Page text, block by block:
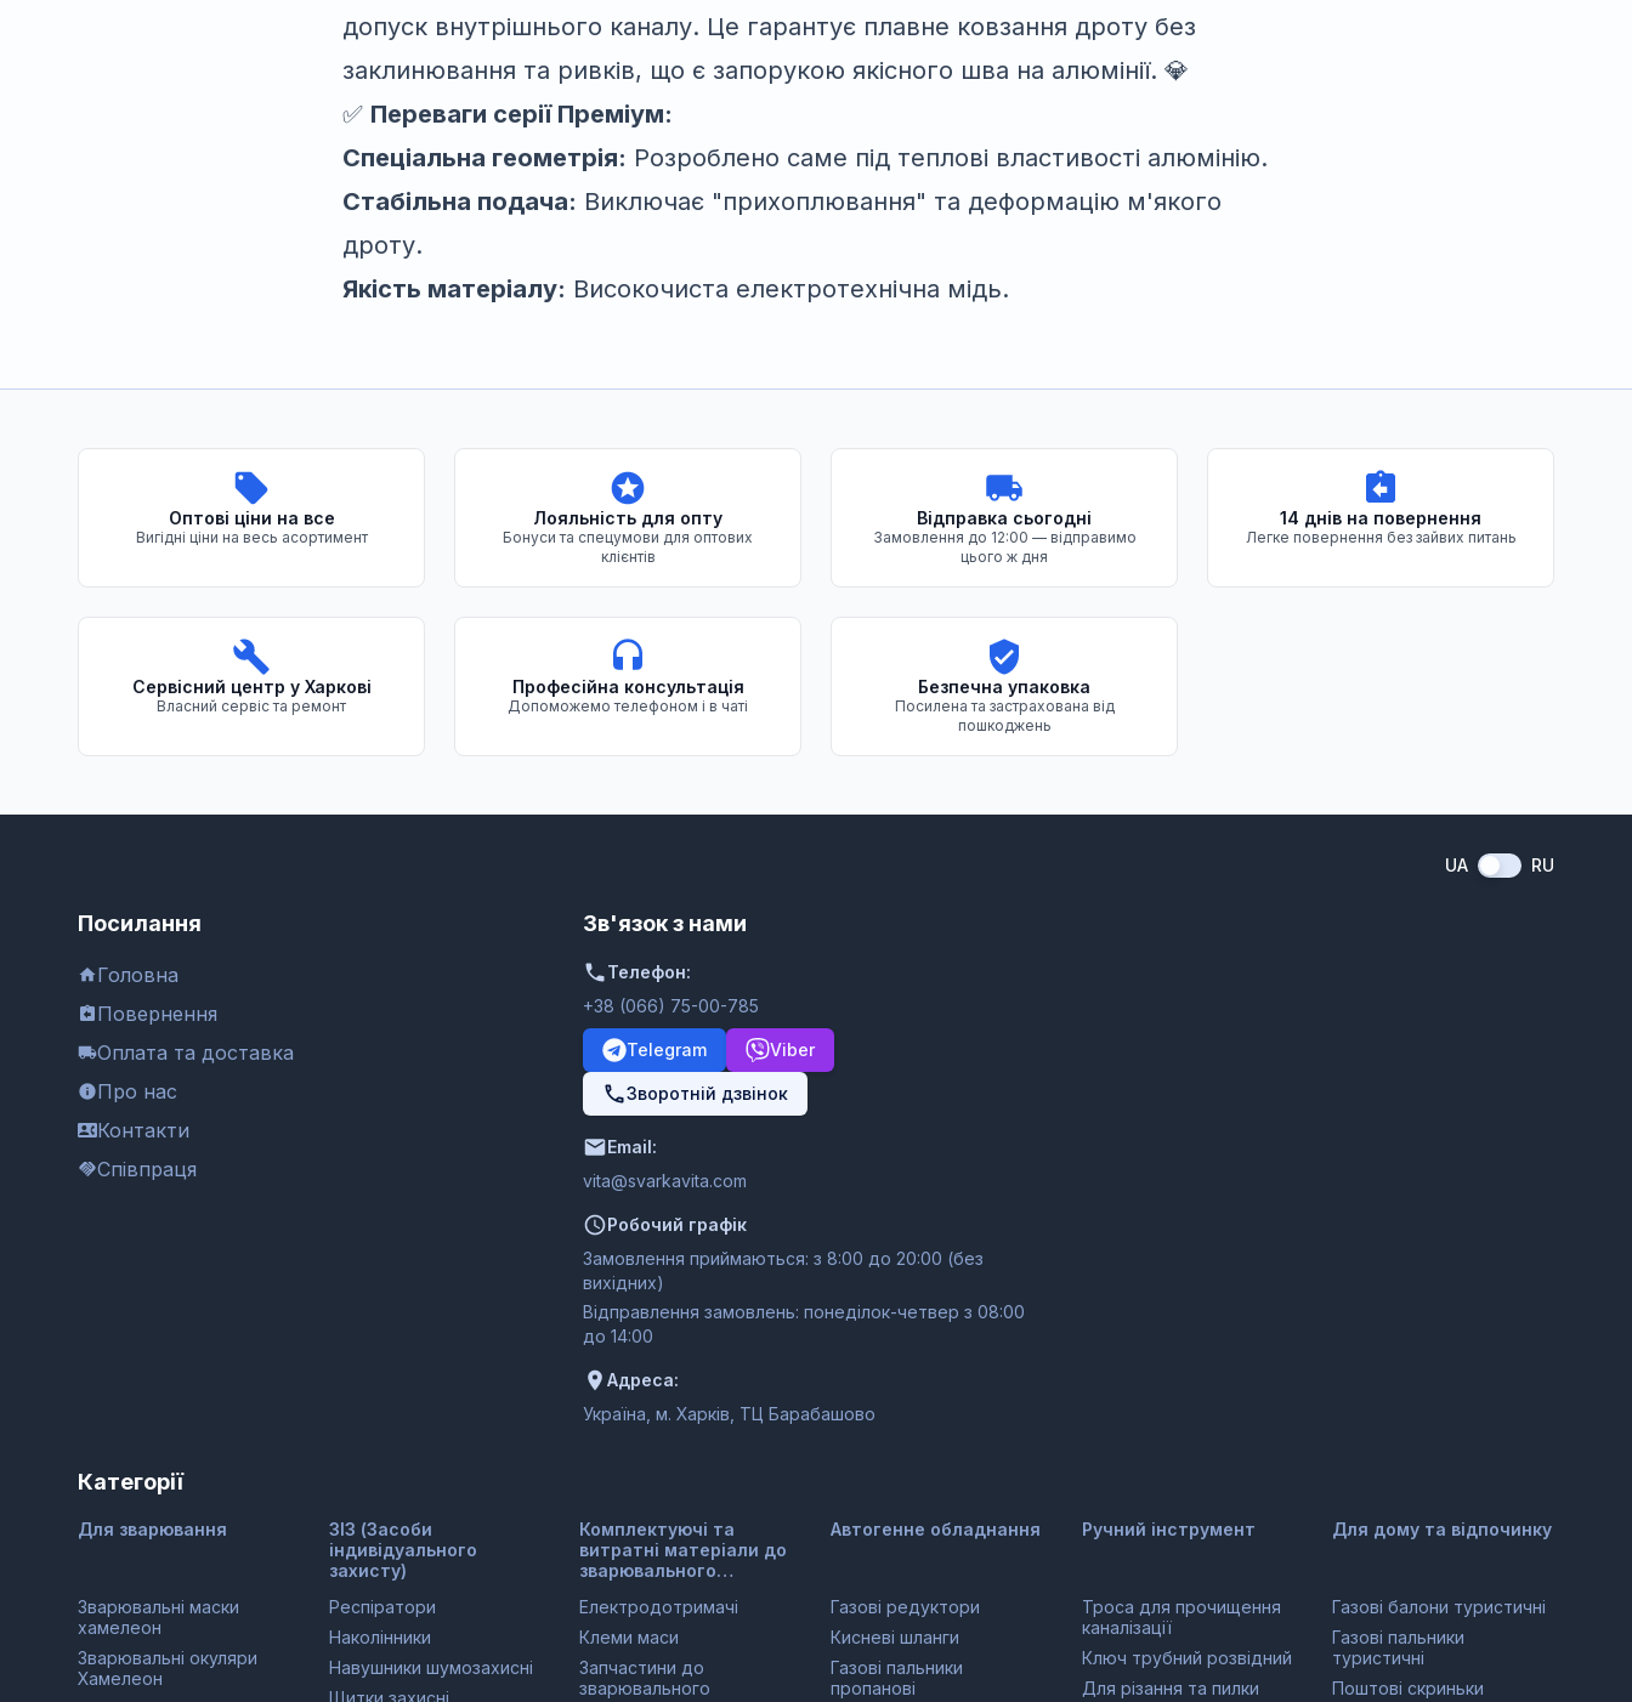
допуск внутрішнього каналу. Це гарантує плавне ковзання дроту без
заклинювання та ривків, що є запорукою якісного шва на алюмінії. 💎
✅ Переваги серії Преміум:
Спеціальна геометрія: Розроблено саме під теплові властивості алюмінію.
Стабільна подача: Виключає "прихоплювання" та деформацію м'якого
дроту.
Якість матеріалу: Високочиста електротехнічна мідь.
Переваги нашого магазину
Оптові ціни на все
Вигідні ціни на весь асортимент
Лояльність для опту
Бонуси та спецумови для оптових
клієнтів
Відправка сьогодні
Замовлення до 12:00 — відправимо
цього ж дня
14 днів на повернення
Легке повернення без зайвих питань
Сервісний центр у Харкові
Власний сервіс та ремонт
Професійна консультація
Допоможемо телефоном і в чаті
Безпечна упаковка
Посилена та застрахована від
пошкоджень
UA RU
Посилання
Головна
Повернення
Оплата та доставка
Про нас
Контакти
Співпраця
Зв'язок з нами
Телефон:
+38 (066) 75-00-785
Telegram Viber
Зворотній дзвінок
Email:
moc.ativakravs@ativ
Робочий графік
Замовлення приймаються: з 8:00 до 20:00 (без
вихідних)
Відправлення замовлень: понеділок-четвер з 08:00
до 14:00
Адреса:
Україна, м. Харків, ТЦ Барабашово
Категорії
Для зварювання
Зварювальні маски
хамелеон
Зварювальні окуляри
Хамелеон
ЗІЗ (Засоби
індивідуального
захисту)
Респіратори
Наколінники
Навушники шумозахисні
Комплектуючі та
витратні матеріали до
зварювального
Електродотримачі
Клеми маси
Запчастини до
зварювального
Автогенне обладнання
Газові редуктори
Кисневі шланги
Газові пальники
пропанові
Ручний інструмент
Троса для прочищення
каналізації
Ключ трубний розвідний
Для різання та пилки
Для дому та відпочинку
Газові балони туристичні
Газові пальники
туристичні
Поштові скриньки